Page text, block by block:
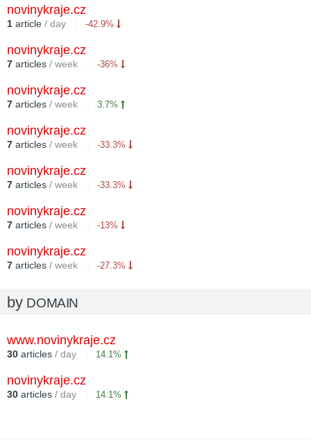
novinykraje.cz
1 article / day -42.9%
novinykraje.cz
7 articles / week -36%
novinykraje.cz
7 articles / week 3.7%
novinykraje.cz
7 articles / week -33.3%
novinykraje.cz
7 articles / week -33.3%
novinykraje.cz
7 articles / week -13%
novinykraje.cz
7 articles / week -27.3%
by DOMAIN
www.novinykraje.cz
30 articles / day 14.1%
novinykraje.cz
30 articles / day 14.1%